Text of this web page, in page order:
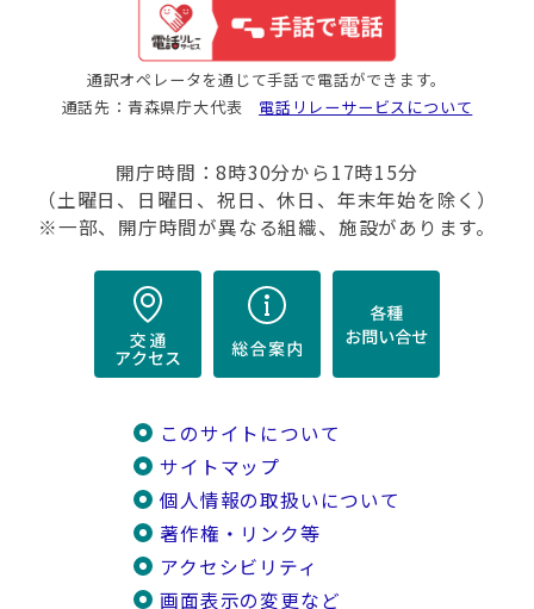
通訳オペレータを通じて手話で電話ができます。
通話先：青森県庁大代表 電話リレーサービスについて
開庁時間：8時30分から17時15分
（土曜日、日曜日、祝日、休日、年末年始を除く）
※一部、開庁時間が異なる組織、施設があります。
このサイトについて
サイトマップ
個人情報の取扱いについて
著作権・リンク等
アクセシビリティ
画面表示の変更など